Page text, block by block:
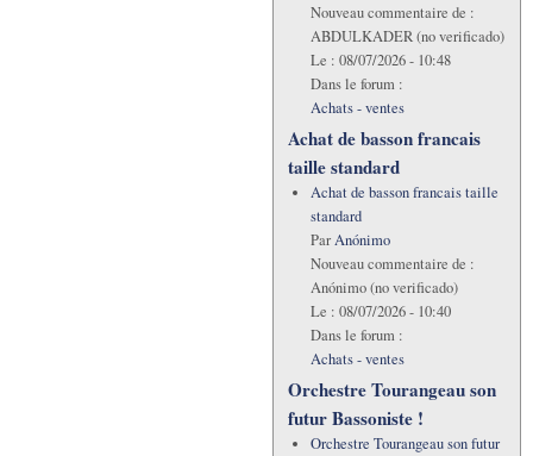
Nouveau commentaire de :
ABDULKADER (no verificado)
Le : 08/07/2026 - 10:48
Dans le forum :
Achats - ventes
Achat de basson francais
taille standard
Achat de basson francais taille
standard
ParAnónimo
Nouveau commentaire de :
Anónimo (no verificado)
Le : 08/07/2026 - 10:40
Dans le forum :
Achats - ventes
Orchestre Tourangeau son
futur Bassoniste !
Orchestre Tourangeau son futur